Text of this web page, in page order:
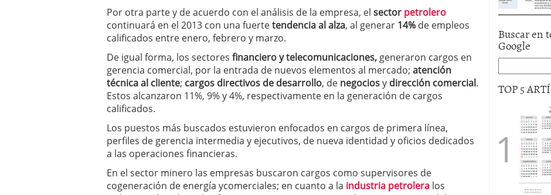
Por otra parte y de acuerdo con el análisis de la empresa, el sector petrolero
continuará en el 2013 con una fuertetendencia al alza, al generar 14% de empleos
calificados entre enero, febrero y marzo.
De igual forma, los sectores financiero y telecomunicaciones, generaron cargos en
gerencia comercial, por la entrada de nuevos elementos al mercado; atención
técnica al cliente; cargos directivos de desarrollo, de negociosy dirección comercial.
Estos alcanzaron 11%, 9% y 4%, respectivamente en la generación de cargos
calificados.
Los puestos más buscados estuvieron enfocados en cargos de primera línea,
perfiles de gerencia intermedia y ejecutivos, de nueva identidad y oficios dedicados
a las operaciones financieras.
En el sector minero las empresas buscaron cargos como supervisores de
cogeneración de energía ycomerciales; en cuanto a la industria petrolera los
Buscar en
Google
TOP 5